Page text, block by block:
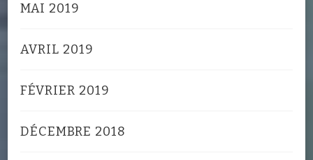
MAI 2019
AVRIL 2019
FÉVRIER 2019
DÉCEMBRE 2018